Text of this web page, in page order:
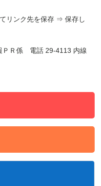
リンク先を保存 ⇒ 保存し
ＰＲ係 電話 29-4113 内線